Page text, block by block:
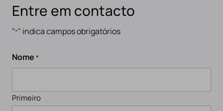
Entre em contacto
"*" indica campos obrigatórios
Nome *
Primeiro